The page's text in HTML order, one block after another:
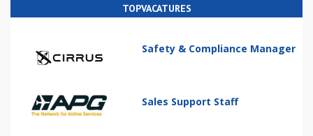
TOPVACATURES
Safety & Compliance Manager
Sales Support Staff